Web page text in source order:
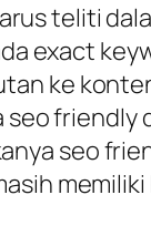
teliti
exact
ke
friendly
seo